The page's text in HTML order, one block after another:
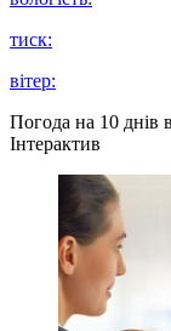
тиск:
вітер:
Погода на 10 днів
Інтерактив